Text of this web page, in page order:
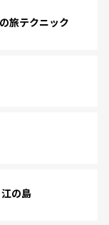
旅テクニック
の島